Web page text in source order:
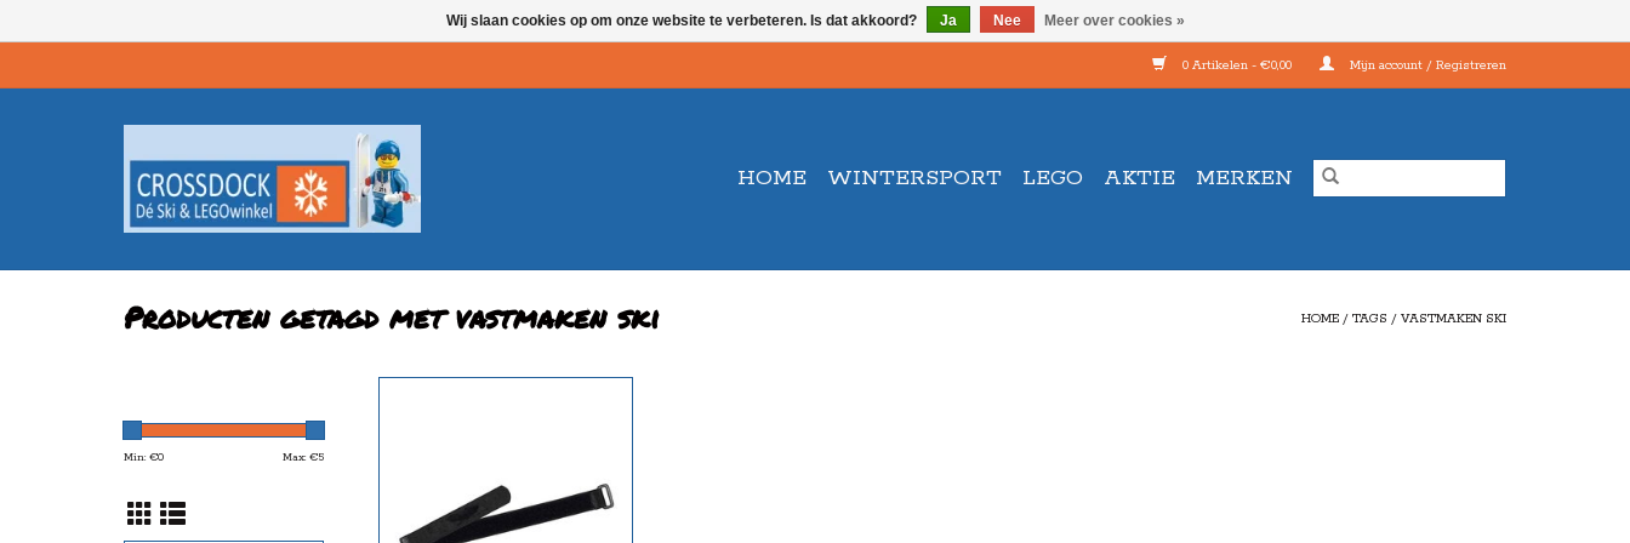
0 Artikelen - €0,00 Mijn account / Registreren
HOME WINTERSPORT LEGO AKTIE MERKEN
Producten getagd met vastmaken ski HOME / TAGS / VASTMAKEN SKI
Min: €0 Max: €5
Wij slaan cookies op om onze website te verbeteren. Is dat akkoord? Ja Nee Meer over cookies »